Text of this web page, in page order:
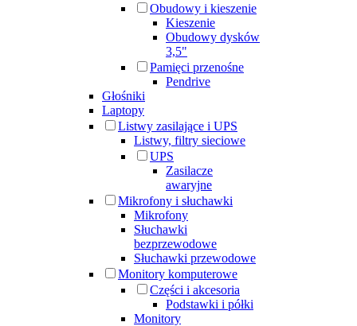
Obudowy i kieszenie
Kieszenie
Obudowy dysków
3,5"
Pamięci przenośne
Pendrive
Głośniki
Laptopy
Listwy zasilające i UPS
Listwy, filtry sieciowe
UPS
Zasilacze
awaryjne
Mikrofony i słuchawki
Mikrofony
Słuchawki
bezprzewodowe
Słuchawki przewodowe
Monitory komputerowe
Części i akcesoria
Podstawki i półki
Monitory